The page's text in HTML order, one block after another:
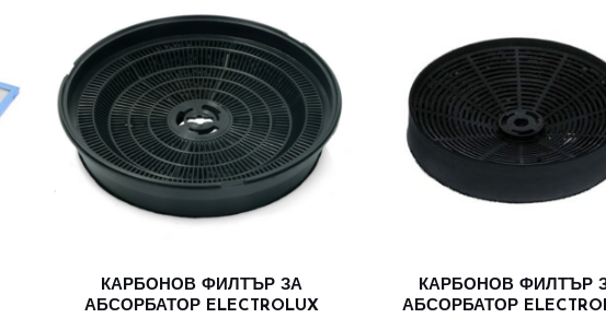
КАРБОНОВ ФИЛТЪР ЗА
АБСОРБАТОР ELECTROLUX
КАРБОНОВ ФИЛТЪР
АБСОРБАТОР